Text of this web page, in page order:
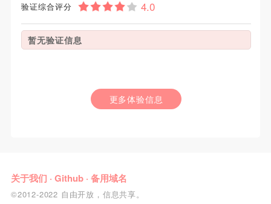
验证综合评分
暂无验证信息
更多体验信息
关于我们 · Github· 备用域名
©2012-2022 自由开放，信息共享。